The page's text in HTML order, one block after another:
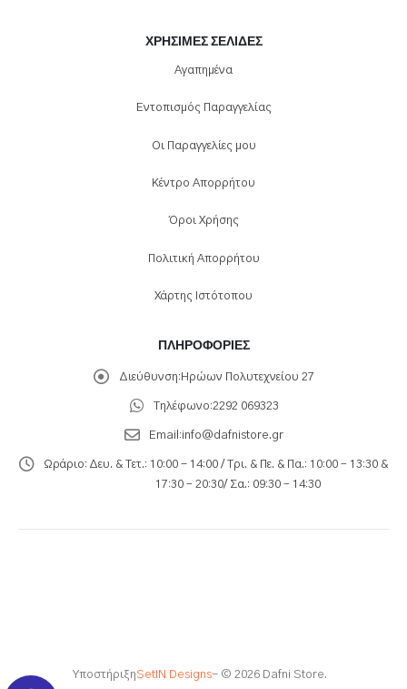
ΧΡΉΣΙΜΕΣ ΣΕΛΊΔΕΣ
Αγαπημένα
Εντοπισμός Παραγγελίας
Οι Παραγγελίες μου
Κέντρο Απορρήτου
Όροι Χρήσης
Πολιτική Απορρήτου
Χάρτης Ιστότοπου
ΠΛΗΡΟΦΟΡΊΕΣ
Διεύθυνση: Ηρώων Πολυτεχνείου 27
Τηλέφωνο:2292 069323
Email:info@dafnistore.gr
Ωράριο: Δευ. & Τετ.: 10:00 - 14:00 / Τρι. & Πε. & Πα.: 10:00 – 13:30 &
17:30 – 20:30/ Σα.: 09:30 – 14:30
ΥποστήριξηSetIN Designs- © 2026 Dafni Store.